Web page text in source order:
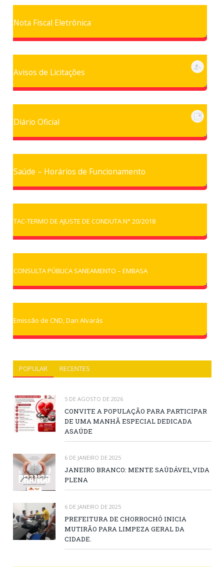
Nota Fiscal Eletrônica
Avisos de Licitações
Diário Oficial
Saúde – Horários de Funcionamento
TAC-TERMO DE AJUSTE DE CONDUTA N° 20/2018
CONSULTA PÚBLICA SANEAMENTO – EMBASA
Emissão de CND, Dan Alvarás
POPULAR RECENTES
5 DE AGOSTO DE 2026
CONVITE A POPULAÇÃO PARA PARTICIPAR
DE UMA MANHÃ ESPECIAL DEDICADA
ASAÚDE
6 DE JANEIRO DE 2025
JANEIRO BRANCO: MENTE SAÚDÁVEL,VIDA
PLENA
6 DE JANEIRO DE 2025
PREFEITURA DE CHORROCHÓ INICIA
MUTIRÃO PARA LIMPEZA GERAL DA
CIDADE.